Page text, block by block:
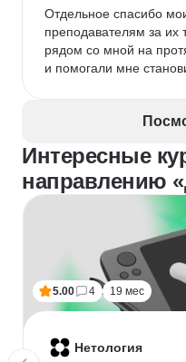
Отдельное спасибо
преподавателям за их
рядом со мной на
и помогали мне
Интересные
направлению
5.00 4 19 мес
Нетология